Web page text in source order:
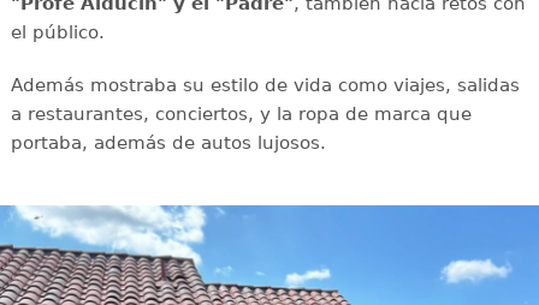
el público.
Además mostraba su estilo de vida como viajes, salidas
a restaurantes, conciertos, y la ropa de marca que
portaba, además de autos lujosos.